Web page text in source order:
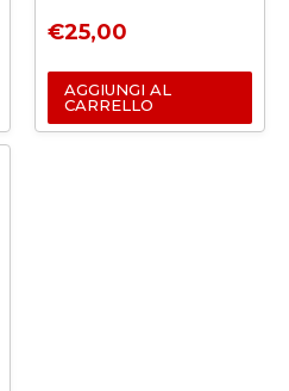
€25,00
AGGIUNGI AL
CARRELLO